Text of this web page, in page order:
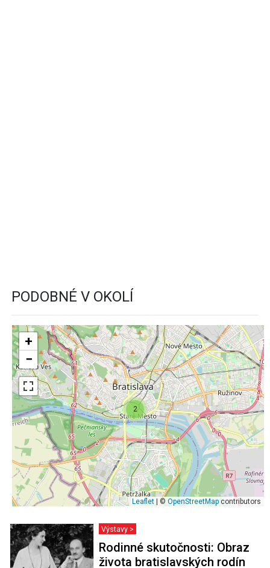
2
Leaflet| ©OpenStreetMapcontributors
Výstavy >
Rodinné skutočnosti: Obraz
života bratislavských rodín
Bratislava-Staré Mesto
22 termínov
Výstavy >
Svetozár Ilavský - Satori v
Cíferi II